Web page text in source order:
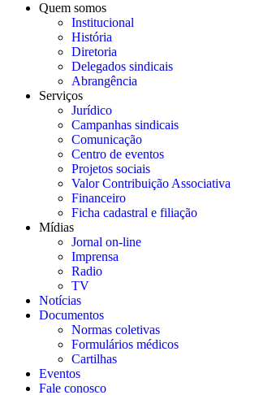
Quem somos
Institucional
História
Diretoria
Delegados sindicais
Abrangência
Serviços
Jurídico
Campanhas sindicais
Comunicação
Centro de eventos
Projetos sociais
Valor Contribuição Associativa
Financeiro
Ficha cadastral e filiação
Mídias
Jornal on-line
Imprensa
Radio
TV
Notícias
Documentos
Normas coletivas
Formulários médicos
Cartilhas
Eventos
Fale conosco